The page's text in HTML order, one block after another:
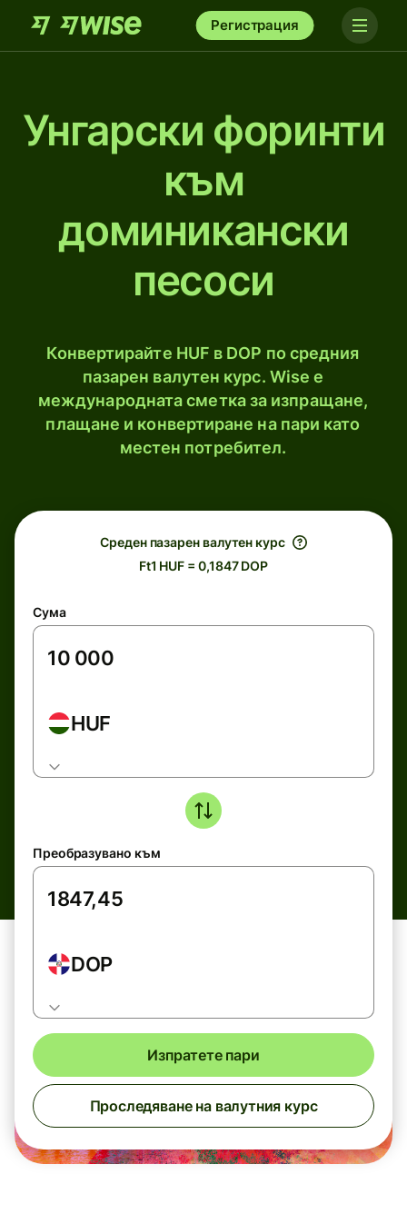
Регистрация
Унгарски форинти
към
доминикански
песоси
Конвертирайте HUF в DOP по средния
пазарен валутен курс. Wise е
международната сметка за изпращане,
плащане и конвертиране на пари като
местен потребител.
Среден пазарен валутен курс
Ft1 HUF = 0,1847 DOP
Сума
HUF
Преобразувано към
DOP
Изпратете пари
Проследяване на валутния курс